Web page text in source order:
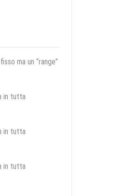
ma un “range”
in tutta
in tutta
in tutta